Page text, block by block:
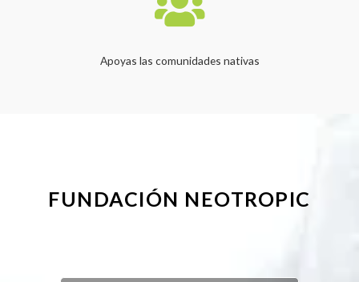
Apoyas las comunidades nativas
FUNDACIÓN NEOTROPIC